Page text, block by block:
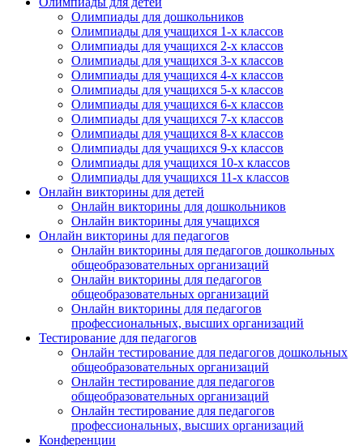
Олимпиады для дошкольников
Олимпиады для учащихся 1-х классов
Олимпиады для учащихся 2-х классов
Олимпиады для учащихся 3-х классов
Олимпиады для учащихся 4-х классов
Олимпиады для учащихся 5-х классов
Олимпиады для учащихся 6-х классов
Олимпиады для учащихся 7-х классов
Олимпиады для учащихся 8-х классов
Олимпиады для учащихся 9-х классов
Олимпиады для учащихся 10-х классов
Олимпиады для учащихся 11-х классов
Онлайн викторины для детей
Онлайн викторины для дошкольников
Онлайн викторины для учащихся
Онлайн викторины для педагогов
Онлайн викторины для педагогов дошкольных
общеобразовательных организаций
Онлайн викторины для педагогов
общеобразовательных организаций
Онлайн викторины для педагогов
профессиональных, высших организаций
Тестирование для педагогов
Онлайн тестирование для педагогов дошкольных
общеобразовательных организаций
Онлайн тестирование для педагогов
общеобразовательных организаций
Онлайн тестирование для педагогов
профессиональных, высших организаций
Конференции